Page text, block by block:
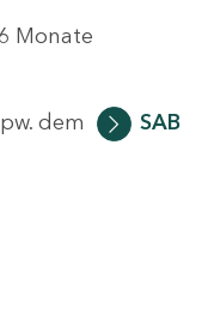
Monate
dem
SAB